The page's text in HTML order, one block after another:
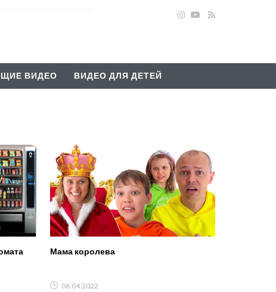
ВИДЕО ВИДЕО ДЛЯ ДЕТЕЙ
Мама королева
06.04.2022